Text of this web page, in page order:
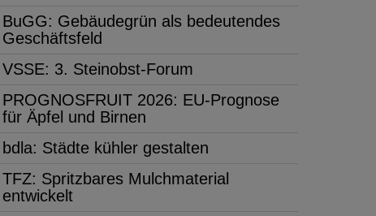
BuGG: Gebäudegrün als bedeutendes
Geschäftsfeld
VSSE: 3. Steinobst-Forum
PROGNOSFRUIT 2026: EU-Prognose
für Äpfel und Birnen
bdla: Städte kühler gestalten
TFZ: Spritzbares Mulchmaterial
entwickelt